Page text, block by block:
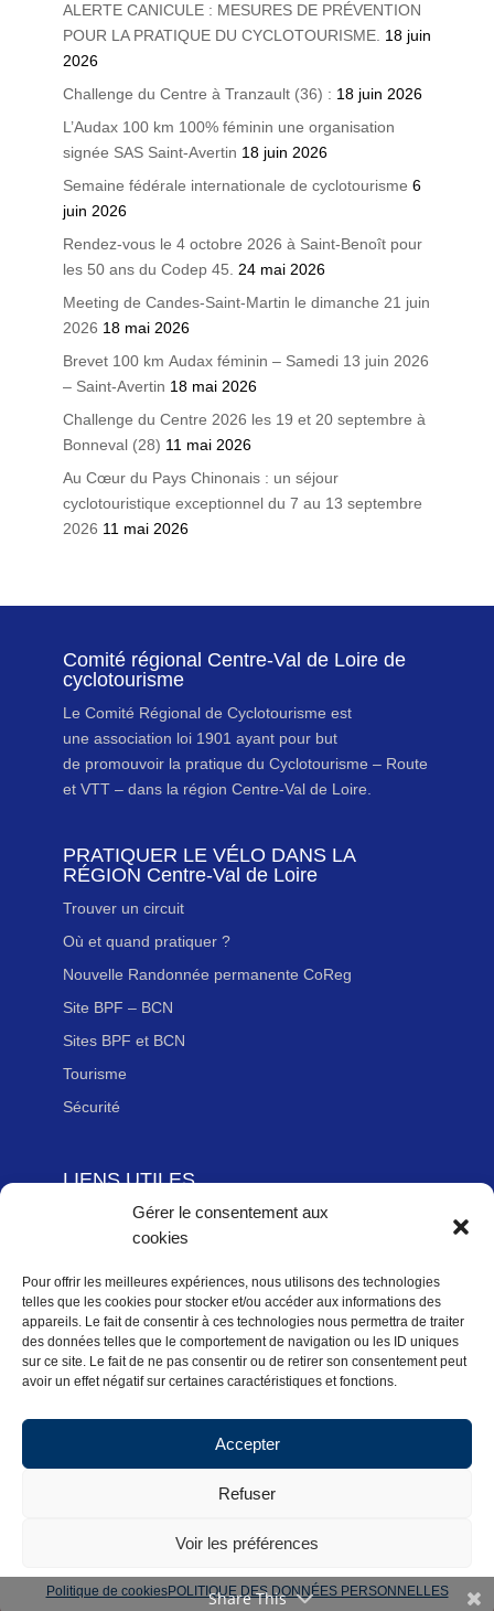
Gérer le consentement aux
cookies
Pour offrir les meilleures expériences, nous utilisons des technologies
telles que les cookies pour stocker et/ou accéder aux informations des
appareils. Le fait de consentir à ces technologies nous permettra de traiter
des données telles que le comportement de navigation ou les ID uniques
sur ce site. Le fait de ne pas consentir ou de retirer son consentement peut
avoir un effet négatif sur certaines caractéristiques et fonctions.
Accepter
Refuser
Voir les préférences
Politique de cookiesPOLITIQUE DES DONNÉES PERSONNELLES
ALERTE CANICULE : MESURES DE PRÉVENTION
POUR LA PRATIQUE DU CYCLOTOURISME. 18 juin
2026
Challenge du Centre à Tranzault (36) : 18 juin 2026
L’Audax 100 km 100% féminin une organisation
signée SAS Saint-Avertin 18 juin 2026
Semaine fédérale internationale de cyclotourisme 6
juin 2026
Rendez-vous le 4 octobre 2026 à Saint-Benoît pour
les 50 ans du Codep 45.
24 mai 2026
Meeting de Candes-Saint-Martin le dimanche 21 juin
2026 18 mai 2026
Brevet 100 km Audax féminin – Samedi 13 juin 2026
– Saint-Avertin 18 mai 2026
Challenge du Centre 2026 les 19 et 20 septembre à
Bonneval (28) 11 mai 2026
Au Cœur du Pays Chinonais : un séjour
cyclotouristique exceptionnel du 7 au 13 septembre
2026 11 mai 2026
Comité régional Centre-Val de Loire de
cyclotourisme
Le Comité Régional de Cyclotourisme est
une association loi 1901 ayant pour but
de promouvoir la pratique du Cyclotourisme – Route
et VTT – dans la région Centre-Val de Loire.
PRATIQUER LE VÉLO DANS LA
RÉGION Centre-Val de Loire
Trouver un circuit
Où et quand pratiquer ?
Nouvelle Randonnée permanente CoReg
Site BPF – BCN
Sites BPF et BCN
Tourisme
Sécurité
LIENS UTILES
Adhérer à la Fédération Française de cyclotourisme
Newsletter
Mentions légales
Politique des données personnelles
Politique de cookies (UE)
Copyright FFVélo 2018
Share This